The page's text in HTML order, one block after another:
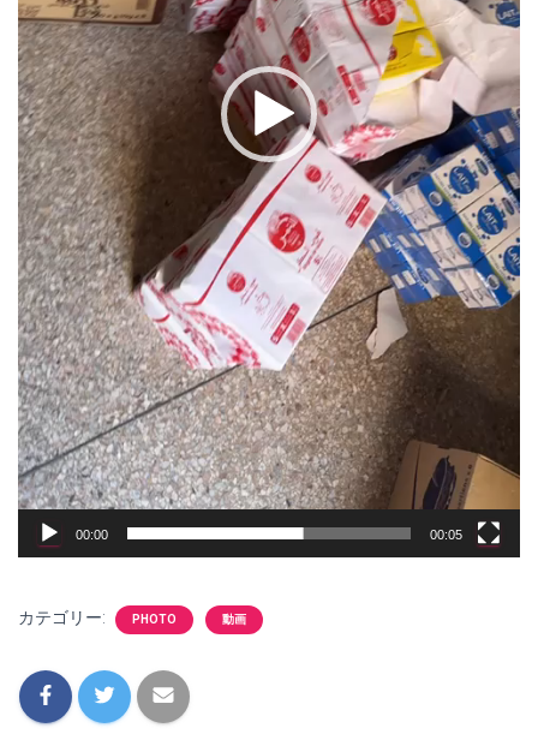
00:00 00:05
カテゴリー: PHOTO 動画